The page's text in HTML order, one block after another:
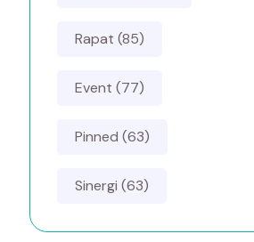
Rapat (85)
Event (77)
Pinned (63)
Sinergi (63)